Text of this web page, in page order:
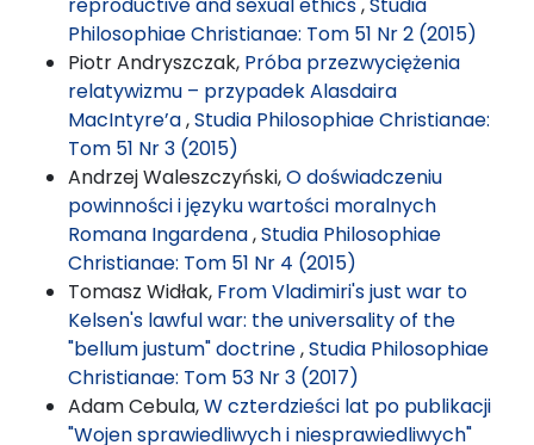
Philosophiae Christianae: Tom 51 Nr 2 (2015)
Piotr Andryszczak, Próba przezwyciężenia
relatywizmu – przypadek Alasdaira
MacIntyre’a,Studia Philosophiae Christianae:
Tom 51 Nr 3 (2015)
Andrzej Waleszczyński,O doświadczeniu
powinności i języku wartości moralnych
Romana Ingardena,Studia Philosophiae
Christianae: Tom 51 Nr 4 (2015)
Tomasz Widłak, From Vladimiri's just war to
Kelsen's lawful war: the universality of the
"bellum justum" doctrine,Studia Philosophiae
Christianae: Tom 53 Nr 3 (2017)
Adam Cebula,W czterdzieści lat po publikacji
"Wojen sprawiedliwych i niesprawiedliwych"